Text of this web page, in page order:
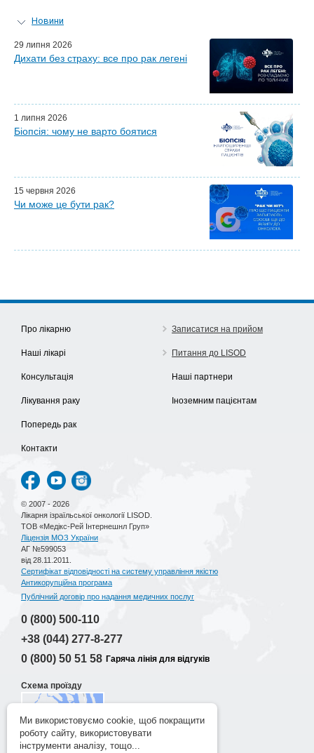
Новини
Персональний гід
Майстер-класи для лікарів
Партнери LISOD
29 липня 2026
Дихати без страху: все про рак легені
1 липня 2026
Біопсія: чому не варто боятися
15 червня 2026
Чи може це бути рак?
Про лікарню
Наші лікарі
Консультація
Лікування раку
Попередь рак
Контакти
Записатися на прийом
Питання до LISOD
Наші партнери
Іноземним пацієнтам
© 2007 - 2026
Лікарня ізраїльської онкології LISOD.
ТОВ «Медікс-Рей Інтернешнл Груп»
Ліцензія МОЗ України
АГ №599053
від 28.11.2011.
Сертифікат відповідності на систему управління якістю
Антикорупційна програма
Публічний договір про надання медичних послуг
0 (800) 500-110
+38 (044) 277-8-277
0 (800) 50 51 58 Гаряча лінія для відгуків
Схема проїзду
Розробка сайту
Ми використовуємо cookie, щоб покращити
роботу сайту, використовувати
інструменти аналізу, тощо...